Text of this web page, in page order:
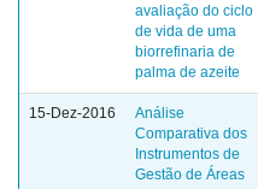
avaliação do ciclo
de vida de uma
biorrefinaria de
palma de azeite
15-Dez-2016
Análise
Comparativa dos
Instrumentos de
Gestão de Áreas